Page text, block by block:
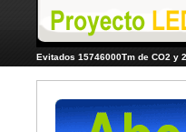
Evitados 15746000Tm de CO2 y